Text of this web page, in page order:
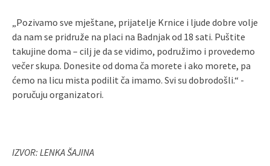
„Pozivamo sve mještane, prijatelje Krnice i ljude dobre volje
da nam se pridruže na placi na Badnjak od 18 sati. Puštite
takujine doma – cilj je da se vidimo, podružimo i provedemo
večer skupa. Donesite od doma ča morete i ako morete, pa
ćemo na licu mista podilit ča imamo. Svi su dobrodošli.“ -
poručuju organizatori.
IZVOR: LENKA ŠAJINA